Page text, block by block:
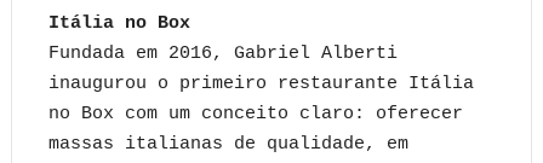
Itália no Box
Fundada em 2016, Gabriel Alberti
inaugurou o primeiro restaurante Itália
no Box com um conceito claro: oferecer
massas italianas de qualidade, em